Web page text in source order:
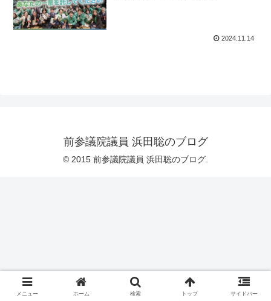
2024.11.14
前参議院議員 浜田聡のブログ
© 2015 前参議院議員 浜田聡のブログ.
メニュー ホーム 検索 トップ サイドバー